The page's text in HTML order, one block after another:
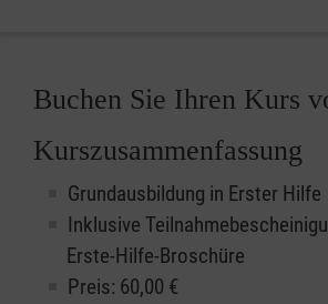
Buchen Sie Ihren Kurs
Kurszusammenfassung
Grundausbildung in Erster Hilfe
Inklusive
Erste-Hilfe-Broschüre
Preis: 60,00 €